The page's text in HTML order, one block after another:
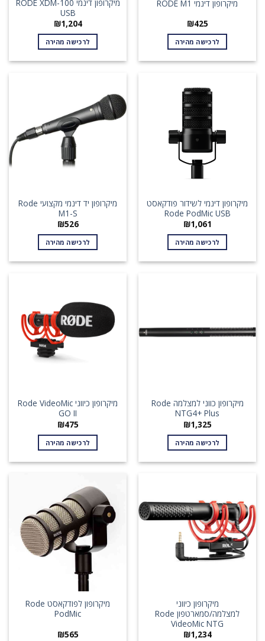
מיקרופון דינמי RODE M1
₪425
לרכישה מהירה
מיקרופון דינמי RODE XDM-100
USB
₪1,204
לרכישה מהירה
מיקרופון דינמי לשידור פודקאסט
Rode PodMic USB
₪1,061
לרכישה מהירה
מיקרופון יד דינמי מקצועי Rode
M1-S
₪526
לרכישה מהירה
מיקרופון כווני למצלמה Rode
NTG4+ Plus
₪1,325
לרכישה מהירה
מיקרופון כיווני Rode VideoMic
GO II
₪475
לרכישה מהירה
מיקרופון כיווני
למצלמה/סמארטפון Rode
VideoMic NTG
₪1,234
מיקרופון לפודקאסט Rode
PodMic
₪565